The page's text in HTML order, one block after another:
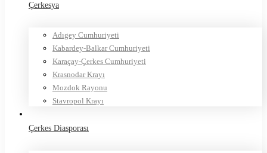
Çerkesya
Adıgey Cumhuriyeti
Kabardey-Balkar Cumhuriyeti
Karaçay-Çerkes Cumhuriyeti
Krasnodar Krayı
Mozdok Rayonu
Stavropol Krayı
Çerkes Diasporası